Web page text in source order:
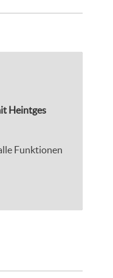
Heintges
Funktionen